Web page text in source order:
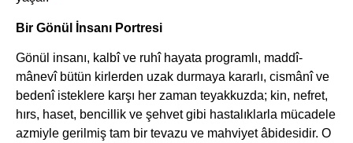
Bir Gönül İnsanı Portresi
Gönül insanı, kalbî ve ruhî hayata programlı, maddî-
mânevî bütün kirlerden uzak durmaya kararlı, cismânî ve
bedenî isteklere karşı her zaman teyakkuzda; kin, nefret,
hırs, haset, bencillik ve şehvet gibi hastalıklarla mücadele
azmiyle gerilmiş tam bir tevazu ve mahviyet âbidesidir. O